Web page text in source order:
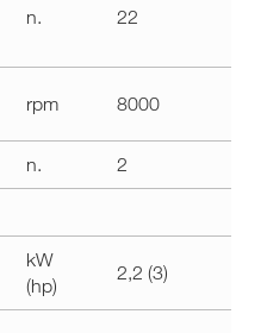
n. 22
rpm 8000
n. 2
kW
(hp)
2,2 (3)